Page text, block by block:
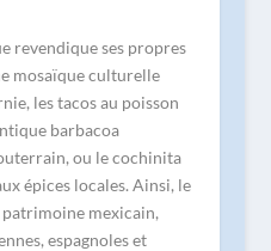
revendique ses propres
mosaïque culturelle
les tacos au poisson
barbacoa
ou le cochinita
épices locales. Ainsi, le
mexicain,
espagnoles et